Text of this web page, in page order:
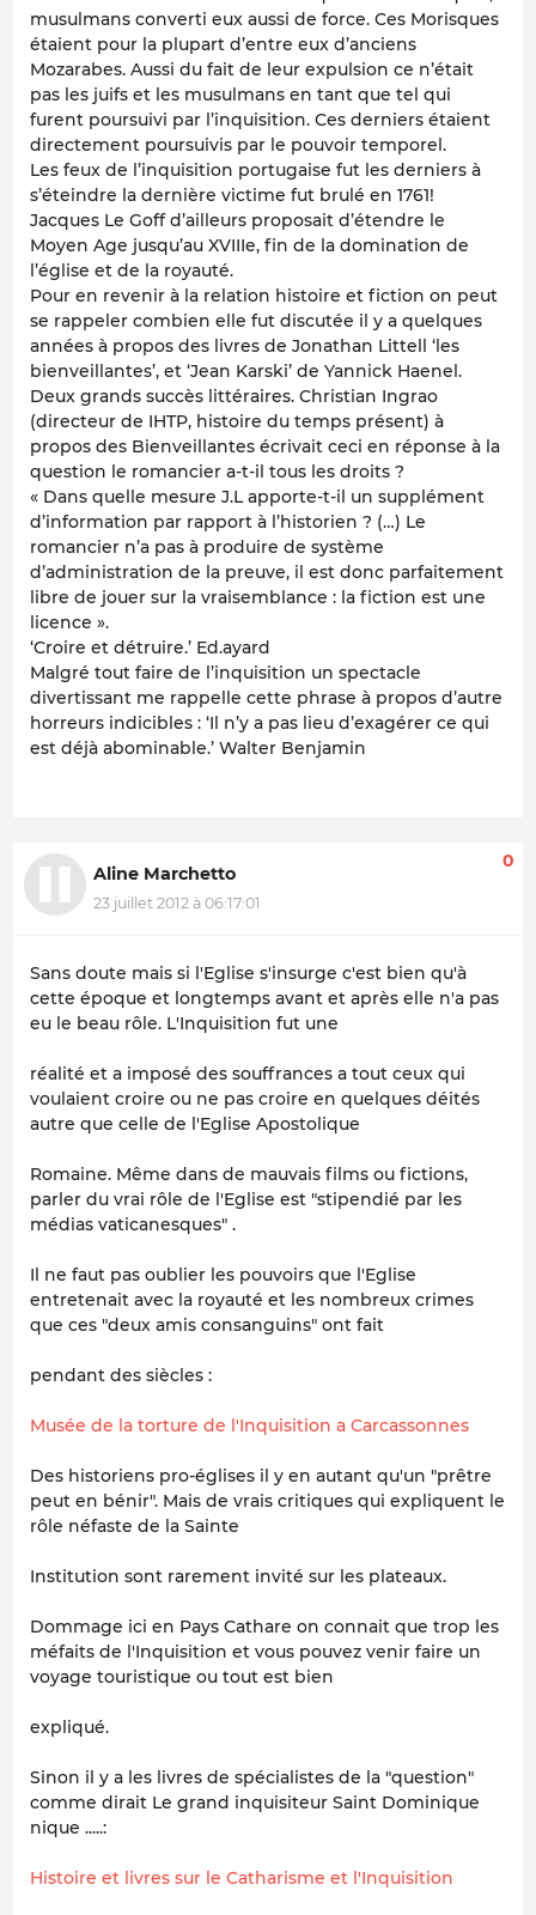
musulmans converti eux aussi de force. Ces Morisques
étaient pour la plupart d’entre eux d’anciens
Mozarabes. Aussi du fait de leur expulsion ce n’était
pas les juifs et les musulmans en tant que tel qui
furent poursuivi par l’inquisition. Ces derniers étaient
directement poursuivis par le pouvoir temporel.
Les feux de l’inquisition portugaise fut les derniers à
s’éteindre la dernière victime fut brulé en 1761!
Jacques Le Goff d’ailleurs proposait d’étendre le
Moyen Age jusqu’au XVIIIe, fin de la domination de
l’église et de la royauté.
Pour en revenir à la relation histoire et fiction on peut
se rappeler combien elle fut discutée il y a quelques
années à propos des livres de Jonathan Littell ‘les
bienveillantes’, et ‘Jean Karski’ de Yannick Haenel.
Deux grands succès littéraires. Christian Ingrao
(directeur de IHTP, histoire du temps présent) à
propos des Bienveillantes écrivait ceci en réponse à la
question le romancier a-t-il tous les droits ?
« Dans quelle mesure J.L apporte-t-il un supplément
d’information par rapport à l’historien ? (…) Le
romancier n’a pas à produire de système
d’administration de la preuve, il est donc parfaitement
libre de jouer sur la vraisemblance : la fiction est une
licence ».
‘Croire et détruire.’ Ed.ayard
Malgré tout faire de l’inquisition un spectacle
divertissant me rappelle cette phrase à propos d’autre
horreurs indicibles : ‘Il n’y a pas lieu d’exagérer ce qui
est déjà abominable.’ Walter Benjamin
Aline Marchetto
23 juillet 2012 à 06:17:01
0
Sans doute mais si l'Eglise s'insurge c'est bien qu'à
cette époque et longtemps avant et après elle n'a pas
eu le beau rôle. L'Inquisition fut une
réalité et a imposé des souffrances a tout ceux qui
voulaient croire ou ne pas croire en quelques déités
autre que celle de l'Eglise Apostolique
Romaine. Même dans de mauvais films ou fictions,
parler du vrai rôle de l'Eglise est "stipendié par les
médias vaticanesques" .
Il ne faut pas oublier les pouvoirs que l'Eglise
entretenait avec la royauté et les nombreux crimes
que ces "deux amis consanguins" ont fait
pendant des siècles :
Musée de la torture de l'Inquisition a Carcassonnes
Des historiens pro-églises il y en autant qu'un "prêtre
peut en bénir". Mais de vrais critiques qui expliquent le
rôle néfaste de la Sainte
Institution sont rarement invité sur les plateaux.
Dommage ici en Pays Cathare on connait que trop les
méfaits de l'Inquisition et vous pouvez venir faire un
voyage touristique ou tout est bien
expliqué.
Sinon il y a les livres de spécialistes de la "question"
comme dirait Le grand inquisiteur Saint Dominique
nique .....:
Histoire et livres sur le Catharisme et l'Inquisition